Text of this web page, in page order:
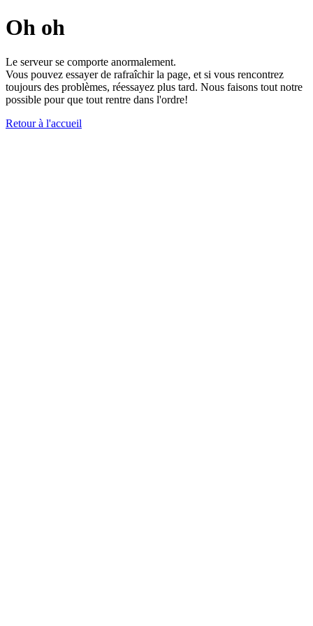
Oh oh
Le serveur se comporte anormalement.
Vous pouvez essayer de rafraîchir la page, et si vous rencontrez
toujours des problèmes, réessayez plus tard. Nous faisons tout notre
possible pour que tout rentre dans l'ordre!
Retour à l'accueil